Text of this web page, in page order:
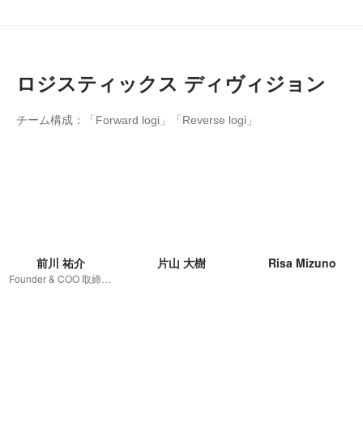
ロジスティックス ディヴィジョン
チーム構成：「Forward logi」「Reverse logi」
前川 祐介
Founder & COO 取締役 副社長
片山 大樹 Risa Mizuno